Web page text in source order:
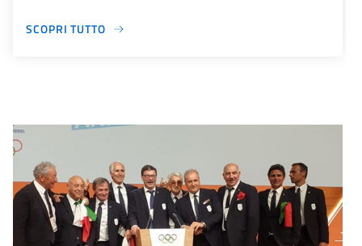
SCOPRI TUTTO